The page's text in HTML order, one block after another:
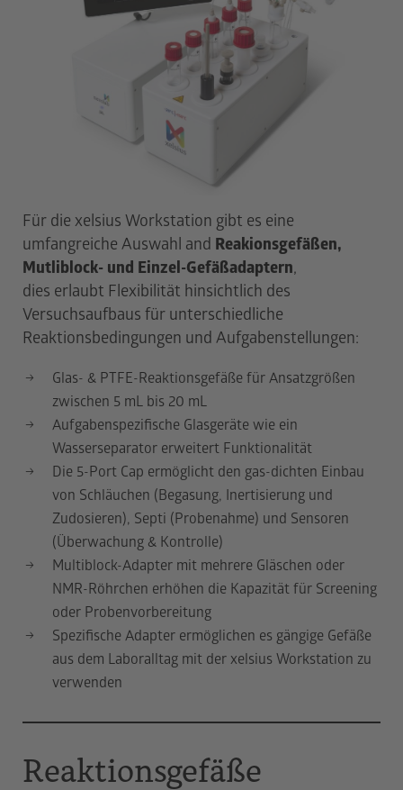
APPLIKATION NOTES
ANALYTICA 26
DE EN
Für die xelsius Workstation gibt es eine
umfangreiche Auswahl and Reakionsgefäßen,
Mutliblock- und Einzel-Gefäßadaptern,
dies erlaubt Flexibilität hinsichtlich des
Versuchsaufbaus für unterschiedliche
Reaktionsbedingungen und Aufgabenstellungen:
Glas- & PTFE-Reaktionsgefäße für Ansatzgrößen
zwischen 5 mL bis 20 mL
Aufgabenspezifische Glasgeräte wie ein
Wasserseparator erweitert Funktionalität
Die 5-Port Cap ermöglicht den gas-dichten Einbau
von Schläuchen (Begasung, Inertisierung und
Zudosieren), Septi (Probenahme) und Sensoren
(Überwachung & Kontrolle)
Multiblock-Adapter mit mehrere Gläschen oder
NMR-Röhrchen erhöhen die Kapazität für Screening
oder Probenvorbereitung
Spezifische Adapter ermöglichen es gängige Gefäße
aus dem Laboralltag mit der xelsius Workstation zu
verwenden
Reaktionsgefäße